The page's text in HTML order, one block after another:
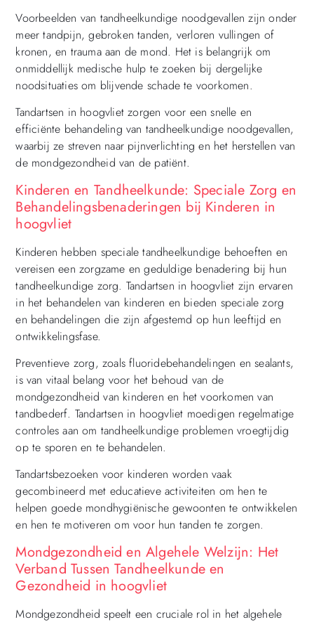
Voorbeelden van tandheelkundige noodgevallen zijn onder
meer tandpijn, gebroken tanden, verloren vullingen of
kronen, en trauma aan de mond. Het is belangrijk om
onmiddellijk medische hulp te zoeken bij dergelijke
noodsituaties om blijvende schade te voorkomen.
Tandartsen in hoogvliet zorgen voor een snelle en
efficiënte behandeling van tandheelkundige noodgevallen,
waarbij ze streven naar pijnverlichting en het herstellen van
de mondgezondheid van de patiënt.
Kinderen en Tandheelkunde: Speciale Zorg en
Behandelingsbenaderingen bij Kinderen in
hoogvliet
Kinderen hebben speciale tandheelkundige behoeften en
vereisen een zorgzame en geduldige benadering bij hun
tandheelkundige zorg. Tandartsen in hoogvliet zijn ervaren
in het behandelen van kinderen en bieden speciale zorg
en behandelingen die zijn afgestemd op hun leeftijd en
ontwikkelingsfase.
Preventieve zorg, zoals fluoridebehandelingen en sealants,
is van vitaal belang voor het behoud van de
mondgezondheid van kinderen en het voorkomen van
tandbederf. Tandartsen in hoogvliet moedigen regelmatige
controles aan om tandheelkundige problemen vroegtijdig
op te sporen en te behandelen.
Tandartsbezoeken voor kinderen worden vaak
gecombineerd met educatieve activiteiten om hen te
helpen goede mondhygiënische gewoonten te ontwikkelen
en hen te motiveren om voor hun tanden te zorgen.
Mondgezondheid en Algehele Welzijn: Het
Verband Tussen Tandheelkunde en
Gezondheid in hoogvliet
Mondgezondheid speelt een cruciale rol in het algehele